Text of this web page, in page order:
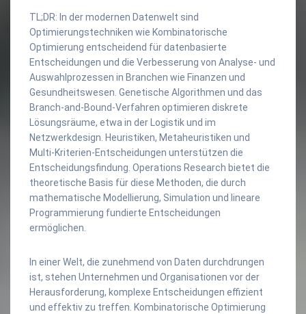
TL;DR: In der modernen Datenwelt sind
Optimierungstechniken wie Kombinatorische
Optimierung entscheidend für datenbasierte
Entscheidungen und die Verbesserung von Analyse- und
Auswahlprozessen in Branchen wie Finanzen und
Gesundheitswesen. Genetische Algorithmen und das
Branch-and-Bound-Verfahren optimieren diskrete
Lösungsräume, etwa in der Logistik und im
Netzwerkdesign. Heuristiken, Metaheuristiken und
Multi-Kriterien-Entscheidungen unterstützen die
Entscheidungsfindung. Operations Research bietet die
theoretische Basis für diese Methoden, die durch
mathematische Modellierung, Simulation und lineare
Programmierung fundierte Entscheidungen
ermöglichen.
In einer Welt, die zunehmend von Daten durchdrungen
ist, stehen Unternehmen und Organisationen vor der
Herausforderung, komplexe Entscheidungen effizient
und effektiv zu treffen. Kombinatorische Optimierung